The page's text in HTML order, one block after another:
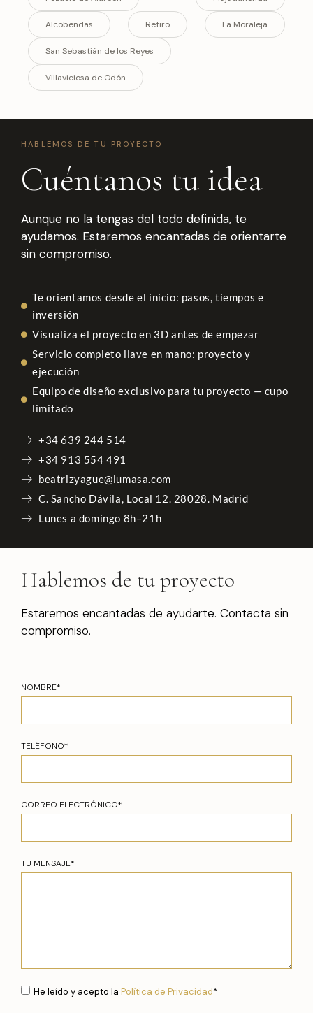
Alcobendas Retiro La Moraleja
San Sebastián de los Reyes
Villaviciosa de Odón
HABLEMOS DE TU PROYECTO
Cuéntanos tu idea
Aunque no la tengas del todo definida, te
ayudamos. Estaremos encantadas de orientarte
sin compromiso.
Te orientamos desde el inicio: pasos, tiempos e
inversión
Visualiza el proyecto en 3D antes de empezar
Servicio completo llave en mano: proyecto y
ejecución
Equipo de diseño exclusivo para tu proyecto — cupo
limitado
+34 639 244 514
+34 913 554 491
beatrizyague@lumasa.com
C. Sancho Dávila, Local 12. 28028. Madrid
Lunes a domingo 8h–21h
Hablemos de tu proyecto
Estaremos encantadas de ayudarte. Contacta sin
compromiso.
NOMBRE*
TELÉFONO*
CORREO ELECTRÓNICO*
TU MENSAJE*
He leído y acepto la Política de Privacidad*